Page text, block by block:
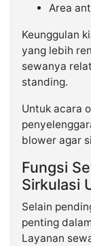
Area
Keunggulan
yang lebih
sewanya
standing.
Untuk acara
blower agar
Fungsi
Sirkulasi
Selain
penting
Layanan